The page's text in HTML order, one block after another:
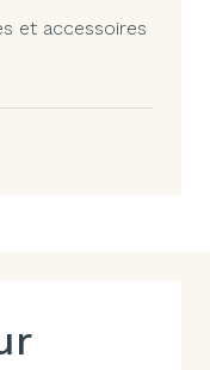
et accessoires